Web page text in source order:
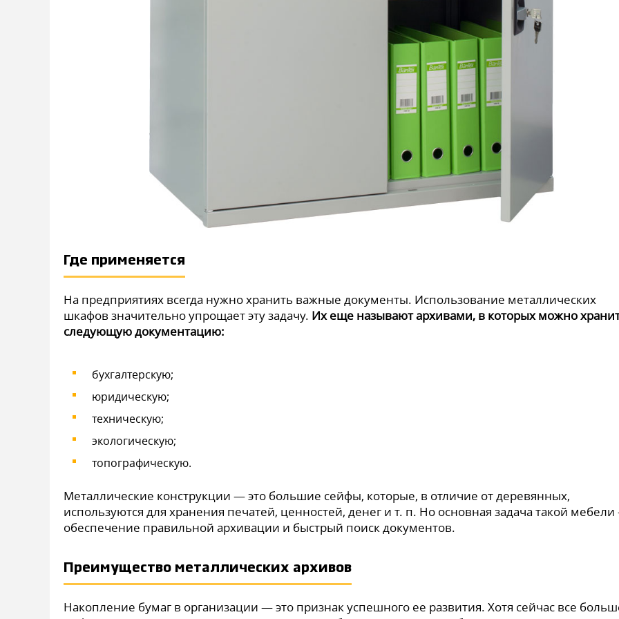
Где применяется
На предприятиях всегда нужно хранить важные документы. Использование металлических
шкафов значительно упрощает эту задачу. Их еще называют архивами, в которых можно
следующую документацию:
бухгалтерскую;
юридическую;
техническую;
экологическую;
топографическую.
Металлические конструкции — это большие сейфы, которые, в отличие от деревянных,
используются для хранения печатей, ценностей, денег и т. п. Но основная задача такой
обеспечение правильной архивации и быстрый поиск документов.
Преимущество металлических архивов
Накопление бумаг в организации — это признак успешного ее развития. Хотя сейчас все